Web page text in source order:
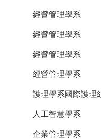
經營管理學系
經營管理學系
經營管理學系
經營管理學系
護理學系國際護理
人工智慧學系
企業管理學系